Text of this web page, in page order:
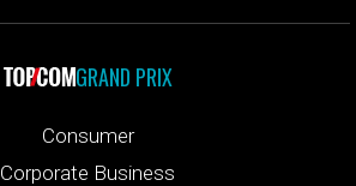
GRAND PRIX
Consumer
Corporate Business